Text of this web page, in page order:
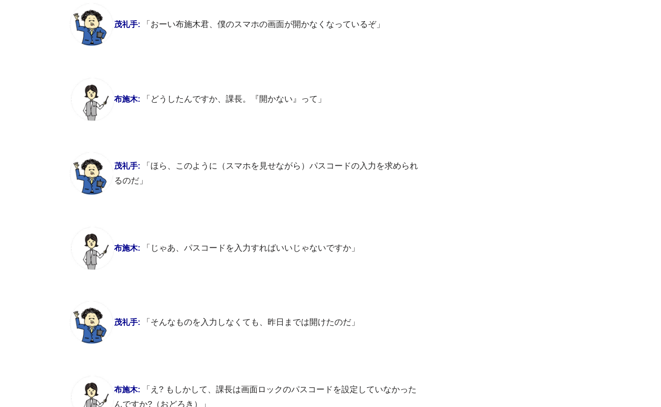
茂礼手: 「おーい布施木君、僕のスマホの画面が開かなくなっているぞ」
布施木: 「どうしたんですか、課長。『開かない』って」
茂礼手:
「ほら、このように（スマホを見せながら）パスコードの入力を求められ
るのだ」
布施木: 「じゃあ、パスコードを入力すればいいじゃないですか」
茂礼手: 「そんなものを入力しなくても、昨日までは開けたのだ」
布施木:
「え? もしかして、課長は画面ロックのパスコードを設定していなかった
んですか?（おどろき）」